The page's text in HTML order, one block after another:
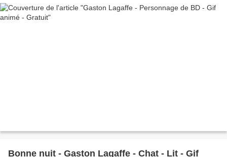
Bonne nuit - Gaston Lagaffe - Chat - Lit - Gif